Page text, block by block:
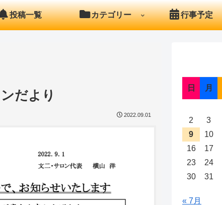
投稿一覧 カテゴリー 行事予定
だより
2022.09.01
日 月
2
3
9
10
16
17
23
24
30
31
« 7月